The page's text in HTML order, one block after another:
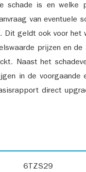
schade is en welke
van eventuele
Dit geldt ook voor
prijzen en
Naast het
in de voorgaande
direct
6TZS29